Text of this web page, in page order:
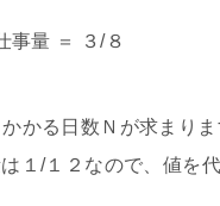
事量 ＝ ３/８
かる日数Ｎが求まりま
１/１２なので、値を代